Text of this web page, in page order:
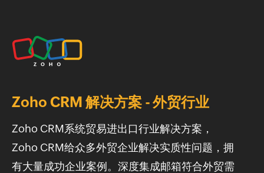
Zoho CRM 解决方案 - 外贸行业
Zoho CRM系统贸易进出口行业解决方案，
Zoho CRM给众多外贸企业解决实质性问题，拥
有大量成功企业案例。深度集成邮箱符合外贸需